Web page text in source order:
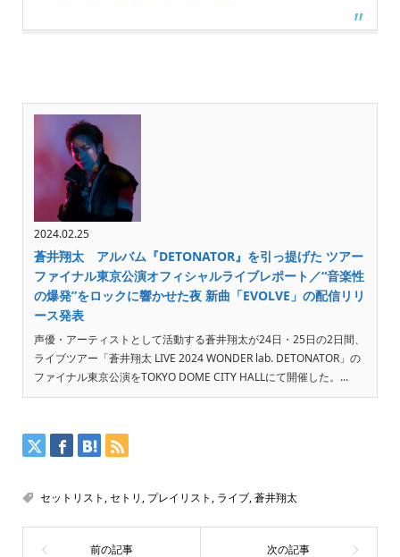
2024.02.25
蒼井翔太 アルバム『DETONATOR』を引っ提げた ツアー
ファイナル東京公演オフィシャルライブレポート／“音楽性
の爆発”をロックに響かせた夜 新曲「EVOLVE」の配信リリ
ース発表
声優・アーティストとして活動する蒼井翔太が24日・25日の2日間、
ライブツアー「蒼井翔太 LIVE 2024 WONDER lab. DETONATOR」の
ファイナル東京公演をTOKYO DOME CITY HALLにて開催した。...
セットリスト ,セトリ , プレイリスト , ライブ,蒼井翔太